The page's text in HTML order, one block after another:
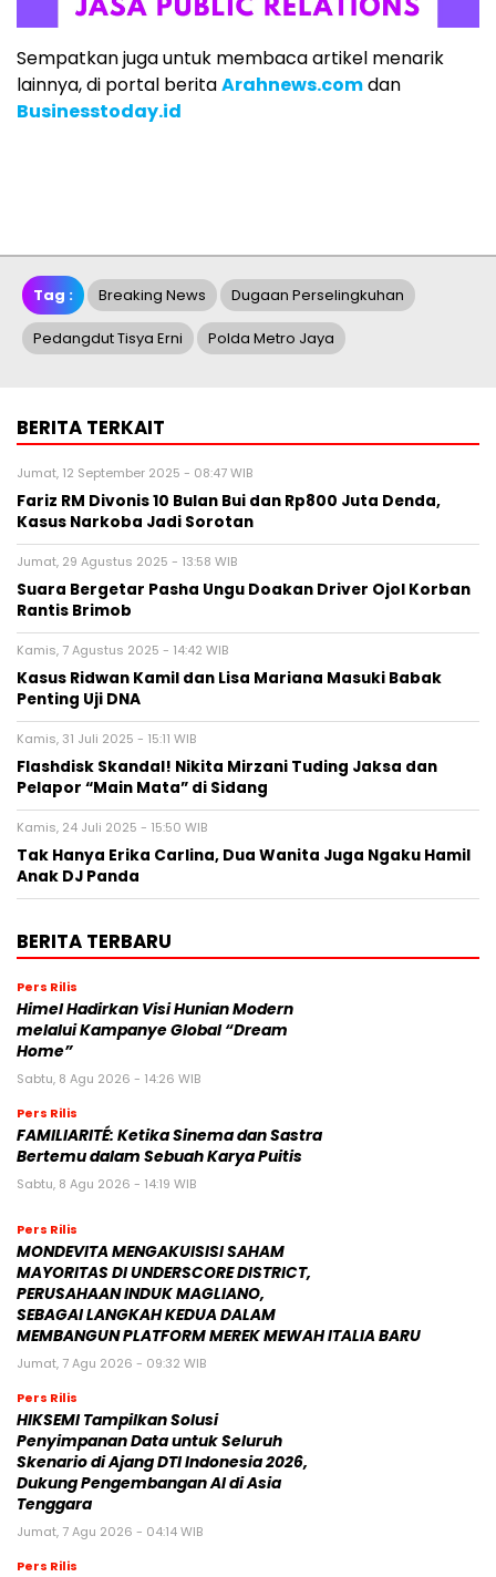
Sempatkan juga untuk membaca artikel menarik
lainnya, di portal beritaArahnews.comdan
Businesstoday.id
Tag : Breaking News Dugaan Perselingkuhan
Pedangdut Tisya Erni Polda Metro Jaya
BERITA TERKAIT
Jumat, 12 September 2025 - 08:47 WIB
Fariz RM Divonis 10 Bulan Bui dan Rp800 Juta Denda,
Kasus Narkoba Jadi Sorotan
Jumat, 29 Agustus 2025 - 13:58 WIB
Suara Bergetar Pasha Ungu Doakan Driver Ojol Korban
Rantis Brimob
Kamis, 7 Agustus 2025 - 14:42 WIB
Kasus Ridwan Kamil dan Lisa Mariana Masuki Babak
Penting Uji DNA
Kamis, 31 Juli 2025 - 15:11 WIB
Flashdisk Skandal! Nikita Mirzani Tuding Jaksa dan
Pelapor “Main Mata” di Sidang
Kamis, 24 Juli 2025 - 15:50 WIB
Tak Hanya Erika Carlina, Dua Wanita Juga Ngaku Hamil
Anak DJ Panda
BERITA TERBARU
Pers Rilis
Himel Hadirkan Visi Hunian Modern
melalui Kampanye Global “Dream
Home”
Sabtu, 8 Agu 2026 - 14:26 WIB
Pers Rilis
FAMILIARITÉ: Ketika Sinema dan Sastra
Bertemu dalam Sebuah Karya Puitis
Sabtu, 8 Agu 2026 - 14:19 WIB
Pers Rilis
MONDEVITA MENGAKUISISI SAHAM
MAYORITAS DI UNDERSCORE DISTRICT,
PERUSAHAAN INDUK MAGLIANO,
SEBAGAI LANGKAH KEDUA DALAM
MEMBANGUN PLATFORM MEREK MEWAH ITALIA BARU
Jumat, 7 Agu 2026 - 09:32 WIB
Pers Rilis
HIKSEMI Tampilkan Solusi
Penyimpanan Data untuk Seluruh
Skenario di Ajang DTI Indonesia 2026,
Dukung Pengembangan AI di Asia
Tenggara
Jumat, 7 Agu 2026 - 04:14 WIB
Pers Rilis